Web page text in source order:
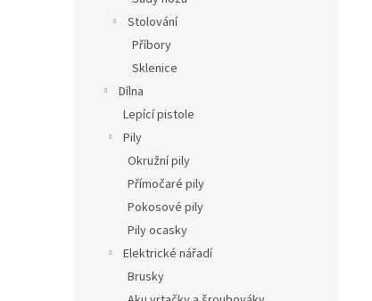
Stolování
Příbory
Sklenice
Dílna
Lepící pistole
Pily
Okružní pily
Přímočaré pily
Pokosové pily
Pily ocasky
Elektrické nářadí
Brusky